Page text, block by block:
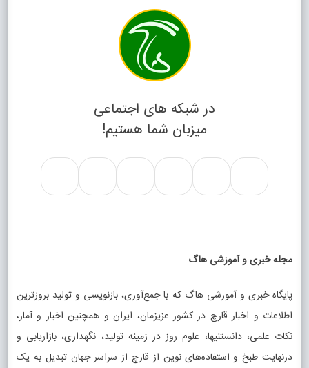
در شبکه های اجتماعی
میزبان شما هستیم!
مجله خبری و آموزشی هاگ
پایگاه خبری و آموزشی هاگ که با جمع‌آوری، بازنویسی و تولید بروزترین
اطلاعات و اخبار قارچ در کشور عزیزمان، ایران و همچنین اخبار و آمار،
نکات علمی، دانستنیها، علوم روز در زمینه تولید، نگهداری، بازاریابی و
درنهایت طبخ و استفاده‌های نوین از قارچ از سراسر جهان تبدیل به یک